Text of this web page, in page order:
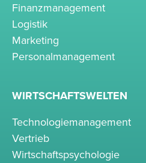
Finanzmanagement
Logistik
Marketing
Personalmanagement
WIRTSCHAFTSWELTEN
Technologiemanagement
Vertrieb
Wirtschaftspsychologie